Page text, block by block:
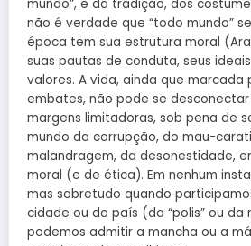
mundo”, é da tradição, dos
não é verdade que “todo mundo”
época tem sua estrutura moral
suas pautas de conduta, seus
valores. A vida, ainda que marcada
embates, não pode se
margens limitadoras, sob pena de
mundo da corrupção, do mau-
malandragem, da desonestidade,
moral (e de ética). Em nenhum
mas sobretudo quando
cidade ou do país (da “polis” ou da
podemos admitir a mancha ou a